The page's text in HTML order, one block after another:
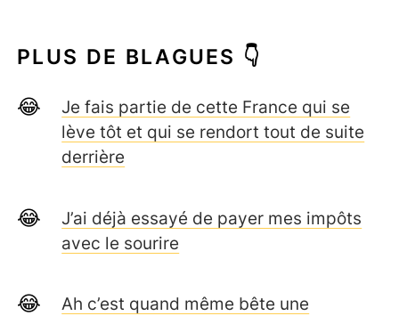
PLUS DE BLAGUES 👇
Je fais partie de cette France qui se
lève tôt et qui se rendort tout de suite
derrière
J’ai déjà essayé de payer mes impôts
avec le sourire
Ah c’est quand même bête une